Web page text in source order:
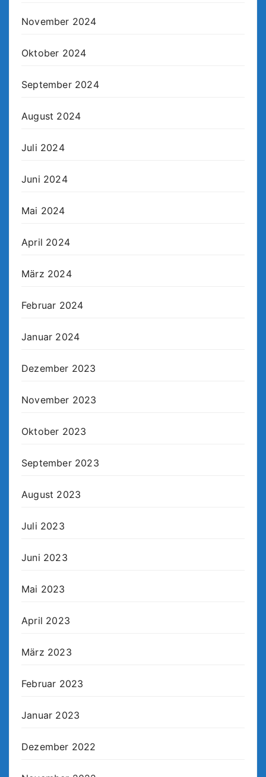
November 2024
Oktober 2024
September 2024
August 2024
Juli 2024
Juni 2024
Mai 2024
April 2024
März 2024
Februar 2024
Januar 2024
Dezember 2023
November 2023
Oktober 2023
September 2023
August 2023
Juli 2023
Juni 2023
Mai 2023
April 2023
März 2023
Februar 2023
Januar 2023
Dezember 2022